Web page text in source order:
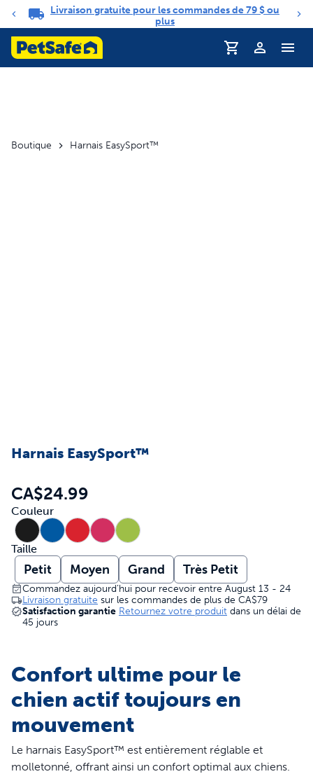
Carrousel de notifications
Livraison gratuite pour les commandes de 79 $ ou
plus
Profil
Boutique Harnais EasySport™
Harnais EasySport™
CA$24.99
Couleur
Taille
Petit Moyen Grand Très Petit
Commandez aujourd’hui pour recevoir entre August 13 - 24
Livraison gratuite sur les commandes de plus de CA$79
Satisfaction garantie Retournez votre produit dans un délai de
45 jours
Confort ultime pour le
chien actif toujours en
mouvement
Le harnais EasySport™ est entièrement réglable et
molletonné, offrant ainsi un confort optimal aux chiens.